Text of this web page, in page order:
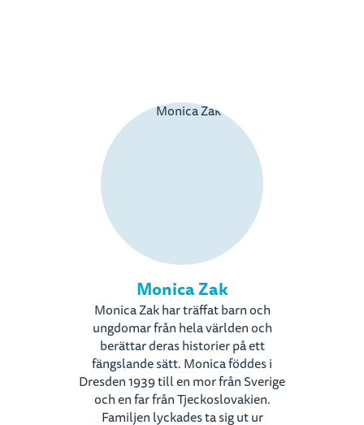
Monica Zak
Monica Zak har träffat barn och
ungdomar från hela världen och
berättar deras historier på ett
fängslande sätt. Monica föddes i
Dresden 1939 till en mor från Sverige
och en far från Tjeckoslovakien.
Familjen lyckades ta sig ut ur